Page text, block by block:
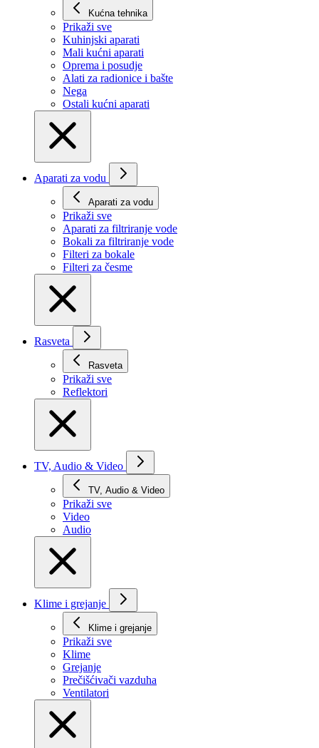
Kućna tehnika
Prikaži svе
Kuhinjski aparati
Mali kućni aparati
Oprema i posudje
Alati za radionice i bašte
Nega
Ostali kućni aparati
Aparati za vodu
Aparati za vodu
Prikaži svе
Aparati za filtriranje vode
Bokali za filtriranje vode
Filteri za bokale
Filteri za česme
Rasveta
Rasveta
Prikaži svе
Reflektori
TV, Audio & Video
TV, Audio & Video
Prikaži svе
Video
Audio
Klime i grejanje
Klime i grejanje
Prikaži svе
Klime
Grejanje
Prečišćivači vazduha
Ventilatori